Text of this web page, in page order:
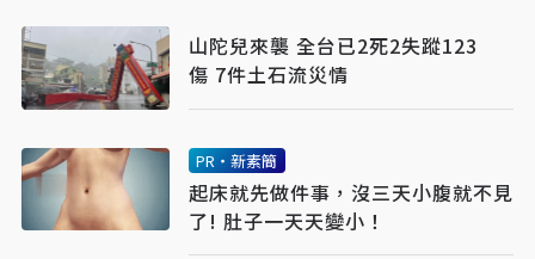
山陀兒來襲 全台已2死2失蹤123
傷 7件土石流災情
PR・新素簡
起床就先做件事，沒三天小腹就不見
了! 肚子一天天變小！